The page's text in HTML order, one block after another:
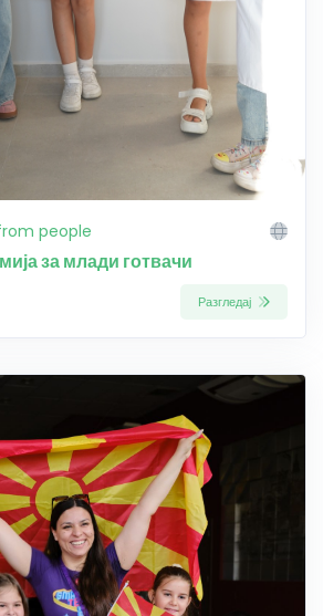
people
за млади готвачи
Разгледај